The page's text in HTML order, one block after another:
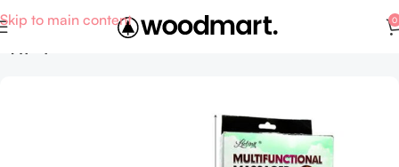
Skip to main content 0